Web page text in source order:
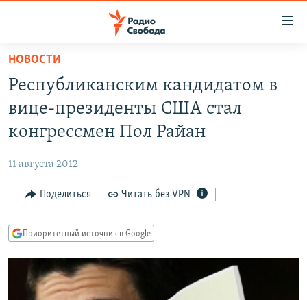
упрощенного
доступа
основному
Вернутся
Вернутся
поиску
ПРОГРАММЫ
ПОДКАСТЫ
АВТОРСКИЕ ПРОЕКТЫ
МНЕНИЯ
КУЛЬТУРА
КАВКАЗ.РЕАЛИИ
СЕВЕР.РЕАЛИИ
СИБИРЬ.РЕАЛИИ
НОВОСТИ
Республиканским кандидатом в
вице-президенты США стал
конгрессмен Пол Райан
11 августа 2012
Поделиться Читать без VPN
Приоритетный источник в Google